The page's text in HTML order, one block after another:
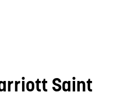
Saint